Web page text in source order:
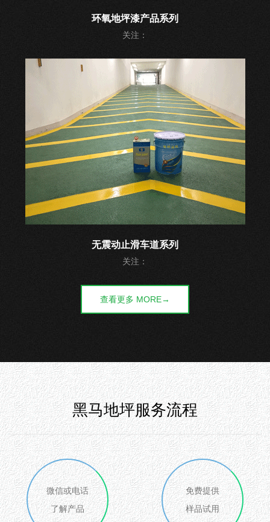
环氧地坪漆产品系列
关注：
无震动止滑车道系列
关注：
查看更多 MORE→
黑马地坪服务流程
微信或电话
了解产品
免费提供
样品试用